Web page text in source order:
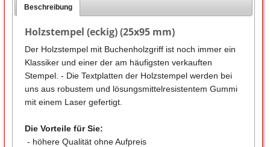
Beschreibung
Holzstempel (eckig) (25x95 mm)
Der Holzstempel mit Buchenholzgriff ist noch immer ein
Klassiker und einer der am häufigsten verkauften
Stempel. - Die Textplatten der Holzstempel werden bei
uns aus robustem und lösungsmittelresistentem Gummi
mit einem Laser gefertigt.
Die Vorteile für Sie:
- höhere Qualität ohne Aufpreis